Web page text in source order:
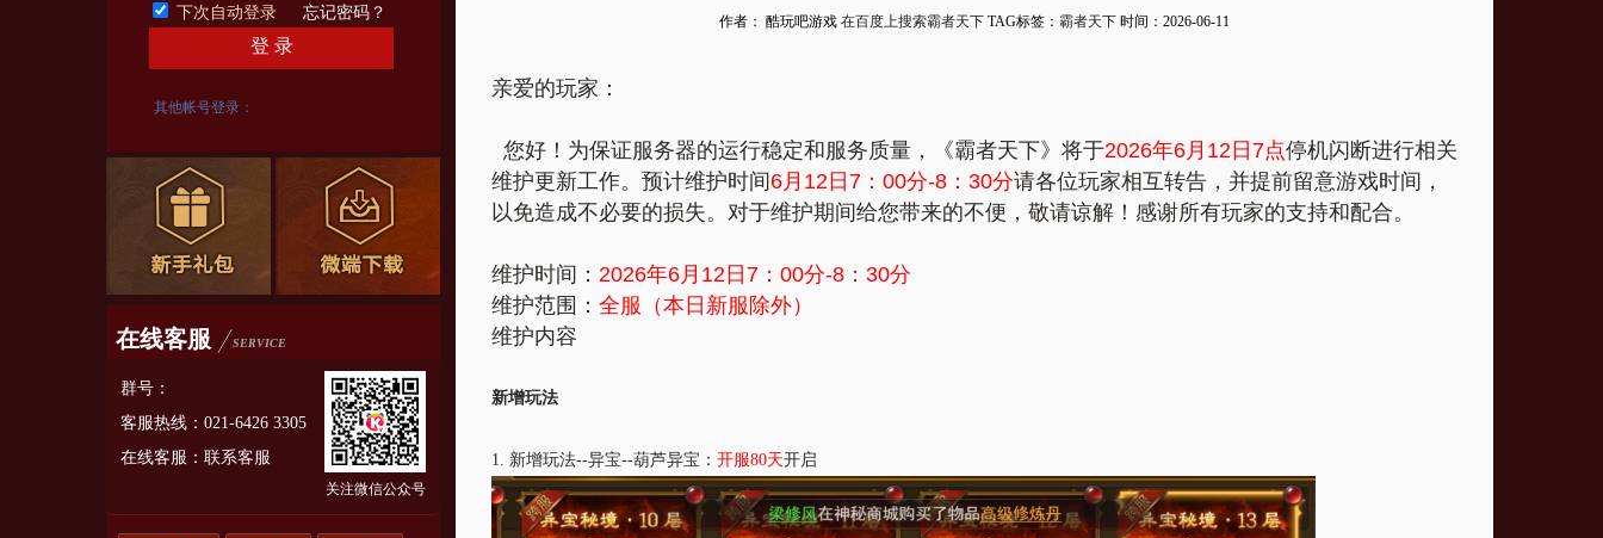
下次自动登录 忘记密码？
登 录
其他帐号登录：
在线客服 SERVICE
群号：
客服热线：021-6426 3305
在线客服： 联系客服
关注微信公众号
作者： 酷玩吧游戏 在百度上搜索霸者天下 TAG标签： 霸者天下 时间：2026-06-11
亲爱的玩家：
您好！为保证服务器的运行稳定和服务质量，《霸者天下》将于2026年6月12日7点停机闪断进行相关
维护更新工作。预计维护时间 6月12日7：00分-8：30分请各位玩家相互转告，并提前留意游戏时间，
以免造成不必要的损失。对于维护期间给您带来的不便，敬请谅解！感谢所有玩家的支持和配合。
维护时间： 2026年6月12日7：00分-8：30分
维护范围： 全服（本日新服除外）
维护内容
新增玩法
1. 新增玩法--异宝--葫芦异宝： 开服80天开启